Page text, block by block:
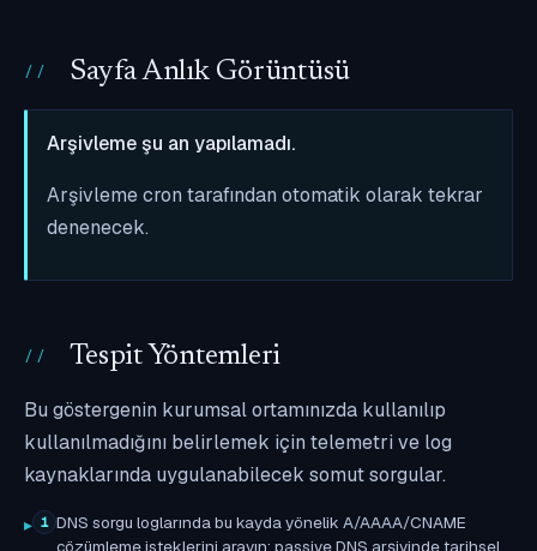
Sayfa Anlık Görüntüsü
Arşivleme şu an yapılamadı.
Arşivleme cron tarafından otomatik olarak tekrar
denenecek.
Tespit Yöntemleri
Bu göstergenin kurumsal ortamınızda kullanılıp
kullanılmadığını belirlemek için telemetri ve log
kaynaklarında uygulanabilecek somut sorgular.
1 DNS sorgu loglarında bu kayda yönelik A/AAAA/CNAME
çözümleme isteklerini arayın; passive DNS arşivinde tarihsel